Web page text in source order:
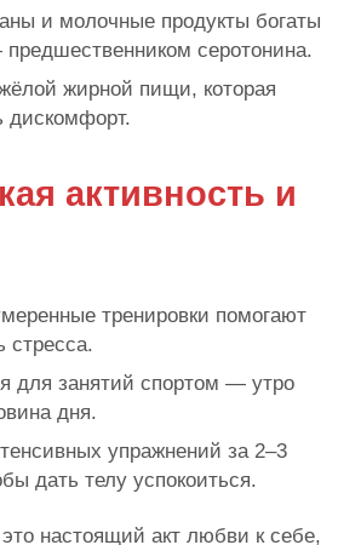
и молочные продукты богаты
серотонина.
жирной пищи, которая
дискомфорт.
активность и
тренировки помогают
стресса.
для занятий спортом — утро
дня.
упражнений за 2–3
дать телу успокоиться.
настоящий акт любви к себе,